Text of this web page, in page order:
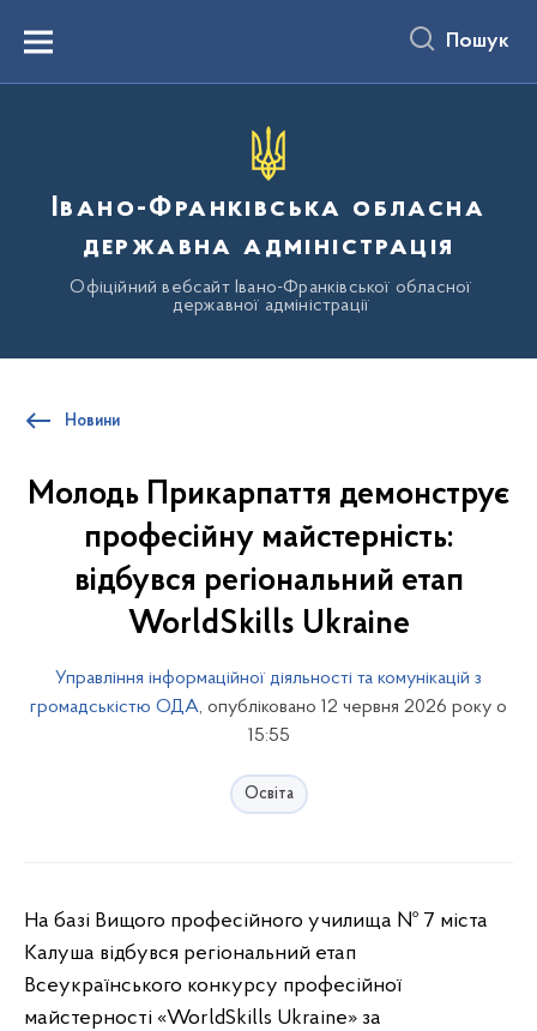
вмістуMenu Пошук
Івано-Франківська обласна
державна адміністрація
Офіційний вебсайт Івано-Франківської обласної
державної адміністрації
Новини
Молодь Прикарпаття демонструє
професійну майстерність:
відбувся регіональний етап
WorldSkills Ukraine
Управління інформаційної діяльності та комунікацій з
громадськістю ОДА, опубліковано 12 червня 2026 року о
15:55
Освіта
На базі Вищого професійного училища № 7 міста
Калуша відбувся регіональний етап
Всеукраїнського конкурсу професійної
майстерності «WorldSkills Ukraine» за